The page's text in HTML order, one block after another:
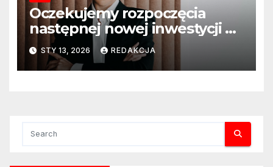
Oczekujemy rozpoczęcia
następnej nowej inwestycji w
ciągu najbliższego półrocza
STY 13, 2026 REDAKCJA